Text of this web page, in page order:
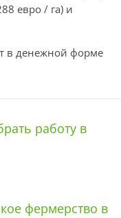
евро / га) и
в денежной форме
работу в
фермерство в